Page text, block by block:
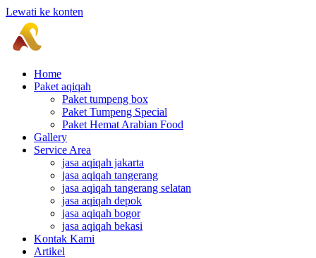
Lewati ke konten
Home
Paket aqiqah
Paket tumpeng box
Paket Tumpeng Special
Paket Hemat Arabian Food
Gallery
Service Area
jasa aqiqah jakarta
jasa aqiqah tangerang
jasa aqiqah tangerang selatan
jasa aqiqah depok
jasa aqiqah bogor
jasa aqiqah bekasi
Kontak Kami
Artikel